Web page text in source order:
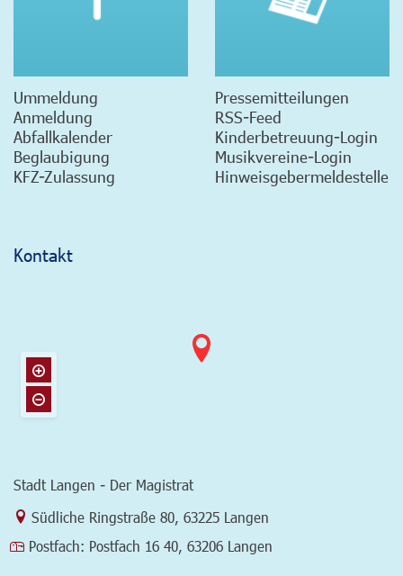
Ummeldung
Anmeldung
Abfallkalender
Beglaubigung
KFZ-Zulassung
Pressemitteilungen
RSS-Feed
Kinderbetreuung-Login
Musikvereine-Login
Hinweisgebermeldestelle
Kontakt
Stadt Langen - Der Magistrat
Link zur Google-Maps Navigation
Südliche Ringstraße 80, 63225 Langen
Postfach: Postfach 16 40, 63206 Langen